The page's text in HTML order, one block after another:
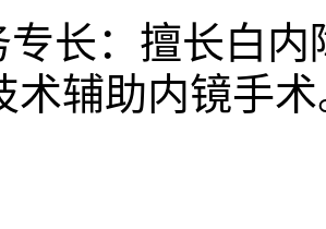
专长：擅长白
术辅助内镜手